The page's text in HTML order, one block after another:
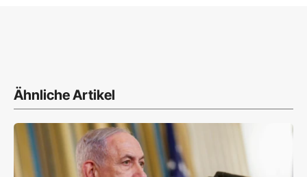
Ähnliche Artikel